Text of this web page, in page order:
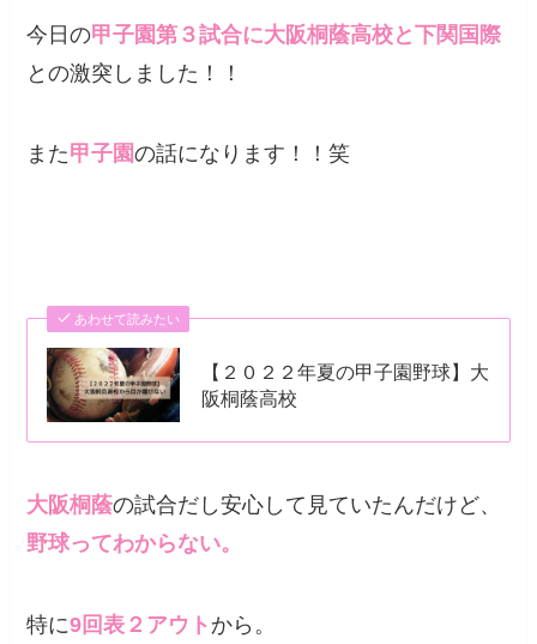
今日の甲子園第３試合に大阪桐蔭高校と下関国際
との激突しました！！
また甲子園の話になります！！笑
あわせて読みたい
【２０２２年夏の甲子園野球】大
阪桐蔭高校
大阪桐蔭の試合だし安心して見ていたんだけど、
野球ってわからない。
特に9回表２アウト から。